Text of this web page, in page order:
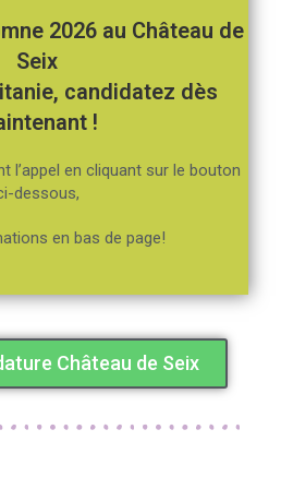
2026 au Château de
Seix
candidatez dès
!
l’appel en cliquant sur le bouton
dessous,
en bas de page!
Château de Seix